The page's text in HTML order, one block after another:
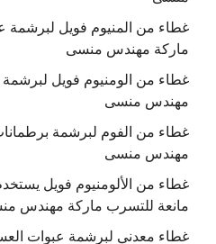
غطاء من المنيوم فويل لبرشمة
ماركة مهندس منسى
غطاء من الومنيوم فويل لبرشمة
مهندس منسى
غطاء من الفوم لبرشمة برطمانات
مهندس منسى
غطاء من الألومنيوم فويل
مانعة للتسرب ماركة مهندس
غطاء معدني لبرشمة عبوات